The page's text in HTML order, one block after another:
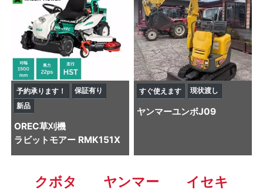
予約承ります！
保証有り
新品
OREC草刈機
ラビットモアー RMK151X
すぐ使えます 現状渡し
ヤンマーユンボJ09
クボタ ヤンマー
イセキ